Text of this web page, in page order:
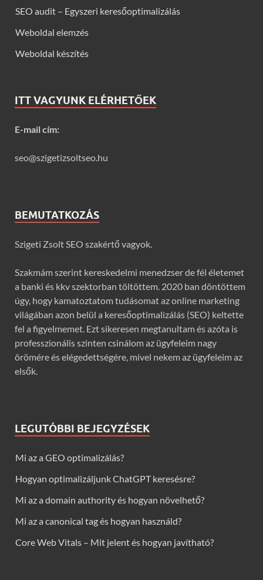
SEO audit – Egyszeri keresőoptimalizálás
Weboldal elemzés
Weboldal készítés
ITT VAGYUNK ELÉRHETŐEK
E-mail cím:
seo@szigetizsoltseo.hu
BEMUTATKOZÁS
Szigeti Zsolt SEO szakértő vagyok.
Szakmám szerint kereskedelmi menedzser de fél életemet
a banki és kkv szektorban töltöttem. 2020 ban döntöttem
úgy, hogy kamatoztatom tudásomat az online marketing
világában azon belül a keresőoptimalizálás (SEO) keltette
fel a figyelmemet. Ezt sikeresen megtanultam és azóta is
professzionális szinten csinálom az ügyfeleim nagy
örömére és elégedettségére, mivel nekem az ügyfeleim az
elsők.
LEGUTÓBBI BEJEGYZÉSEK
Mi az a GEO optimalizálás?
Hogyan optimalizáljunk ChatGPT keresésre?
Mi az a domain authority és hogyan növelhető?
Mi az a canonical tag és hogyan használd?
Core Web Vitals – Mit jelent és hogyan javítható?